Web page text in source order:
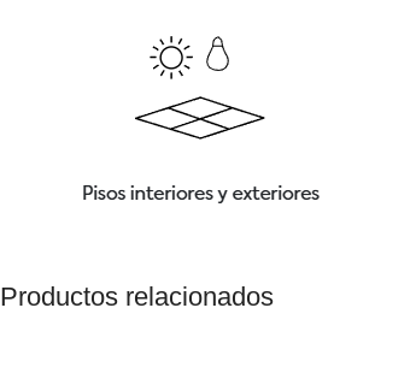
Productos relacionados